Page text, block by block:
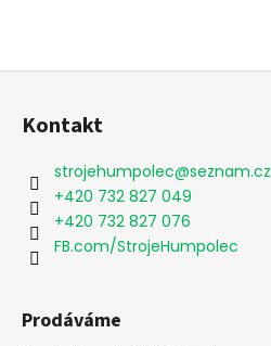
Z
Kontakt
strojehumpolec@seznam.cz
+420 732 827 049
+420 732 827 076
FB.com/StrojeHumpolec
Prodáváme